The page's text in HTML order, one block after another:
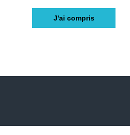
J'ai compris